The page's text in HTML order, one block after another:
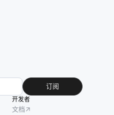
定的语言或
语义特征
订阅
开发者
文档